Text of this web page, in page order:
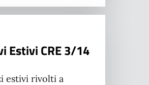
Estivi CRE 3/14
estivi rivolti a